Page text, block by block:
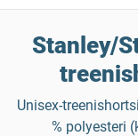
Stanley/
Unisex-
% polyesteri